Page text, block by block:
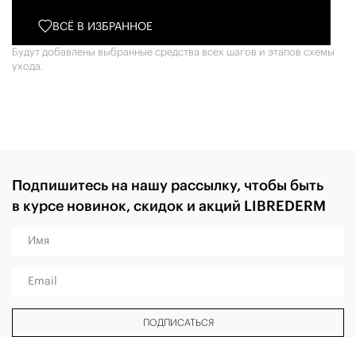
ВСЁ В ИЗБРАННОЕ
Будут добавлены выбранные средства всех шагов и этапов схемы
ухода.
Подпишитесь на нашу рассылку, чтобы быть
в курсе новинок, скидок и акций LIBREDERM
Имя
Email
ПОДПИСАТЬСЯ